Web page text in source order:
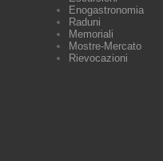
Enogastronomia
Raduni
Memoriali
Mostre-Mercato
Rievocazioni